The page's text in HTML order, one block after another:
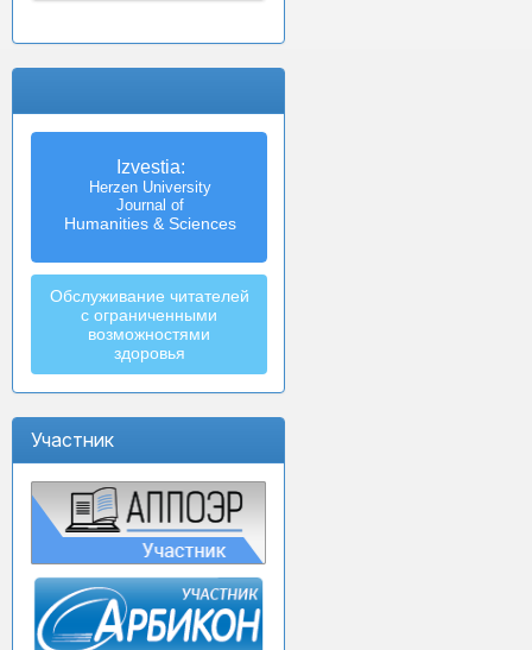
Izvestia:
Herzen University
Journal of
Humanities & Sciences
Обслуживание читателей
с ограниченными
возможностями
здоровья
Участник